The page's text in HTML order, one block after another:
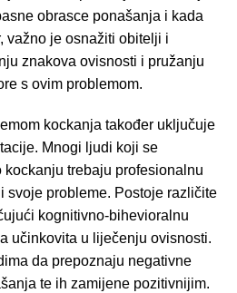
obrasce ponašanja i kada
važno je osnažiti obitelji i
znakova ovisnosti i pružanju
s ovim problemom.
kockanja također uključuje
Mnogi ljudi koji se
trebaju profesionalnu
svoje probleme. Postoje različite
kognitivno-bihevioralnu
učinkovita u liječenju ovisnosti.
da prepoznaju negativne
te ih zamijene pozitivnijim.